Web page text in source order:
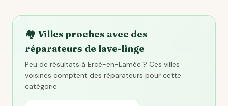
🏘️ Villes proches avec des
réparateurs de lave-linge
Peu de résultats à Ercé-en-Lamée ? Ces villes
voisines comptent des réparateurs pour cette
catégorie :